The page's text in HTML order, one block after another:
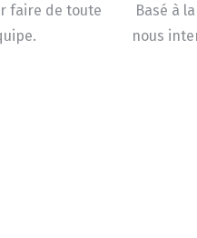
faire de toute
Basé à
nous